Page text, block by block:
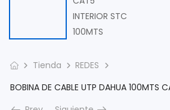
Tienda
REDES